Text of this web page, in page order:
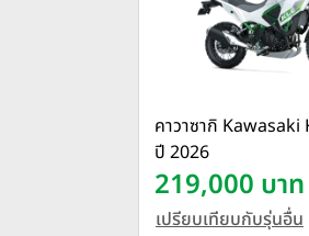
คาวาซากิ Kawasaki
ปี 2026
219,000 บาท
เปรียบเทียบกับรุ่นอื่น